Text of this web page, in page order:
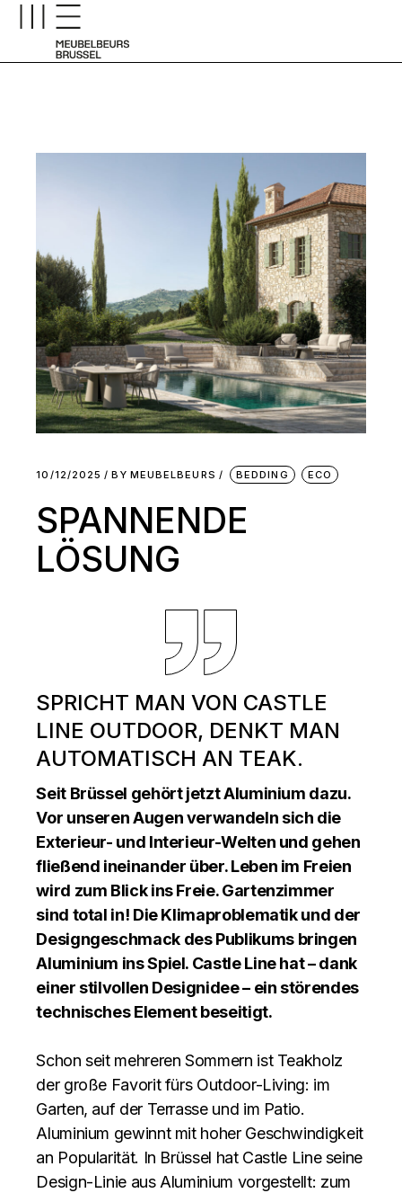
10/12/2025 BY MEUBELBEURS BEDDING ECO
SPANNENDE
LÖSUNG
SPRICHT MAN VON CASTLE
LINE OUTDOOR, DENKT MAN
AUTOMATISCH AN TEAK.
Seit Brüssel gehört jetzt Aluminium dazu.
Vor unseren Augen verwandeln sich die
Exterieur- und Interieur-Welten und gehen
fließend ineinander über. Leben im Freien
wird zum Blick ins Freie. Gartenzimmer
sind total in! Die Klimaproblematik und der
Designgeschmack des Publikums bringen
Aluminium ins Spiel. Castle Line hat – dank
einer stilvollen Designidee – ein störendes
technisches Element beseitigt.
Schon seit mehreren Sommern ist Teakholz
der große Favorit fürs Outdoor-Living: im
Garten, auf der Terrasse und im Patio.
Aluminium gewinnt mit hoher Geschwindigkeit
an Popularität. In Brüssel hat Castle Line seine
Design-Linie aus Aluminium vorgestellt: zum